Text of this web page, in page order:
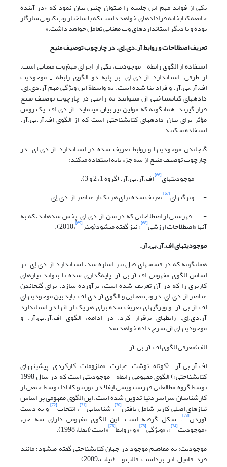
یکی از فواید مهم این جلسه را می‎توان چنین بیان نمود که «در آینده
جامعه کتابخانة فراداده‎ای خواهد داشت که با ساختار وب کنونی سازگار
بوده و با دیگر استانداردهای وب معنایی تعامل خواهد داشت.»
تعریف اصطلاحات و روابط آر.دی.اِی. در چارچوب توصیف منبع
استفاده از الگوی رابطه -موجودیت، یکی از اجزای مهمّ وب معنایی است.
از طرفی، استاندارد آر.دی.اِی. بر پایة دو الگوی رابطه - موجودیت
اف.آر.بی.آر. و فراد بنا شده است. به واسطة این ویژگی مهمِ آر.دی.اِی.
داده‎های کتابشناختی آن می‎توانند به راحتی در چارچوب توصیف منبع
قرار گیرند. همان‎گونه که مولین نیز بیان می‎نماید، آر.دی.اِف. یک روش
مؤثر برای بیان داده‎های کتابشناختی است که از الگوی اف.آر.بی.آر.
استفاده می‎کنند.
گنجاندن موجودیتها و روابط تعریف شده در استاندارد آر.دی.اِی. در
چارچوب توصیف منبع از سه جزء پایه استفاده می‎کند:
- موجودیتهای[66]
اف.آر.بی.آر. (گروه 1، 2 و 3).
- ویژگیهای[67]
تعریف شده برای هر یک از عناصر آر.دی.اِی.
- فهرستی از اصطلاحاتی که در متن آر.دی.اِی. پخش شده‎اند، که به
آنها «اصطلاحات ارزشی[68] » نیز گفته می‎شود(وینر [69]
،2010).
موجودیتهای اف.آر.بی.آر.
همان‎گونه که در قسمتهای قبل نیز اشاره شد، استاندارد آر.دی.اِی. بر
اساس الگوی مفهومی اف.آر.بی.آر. پایه‌گذاری شده تا بتواند نیازهای
کاربری را که در آن تعریف شده است، برآورده سازد. برای گنجاندن
عناصر آر.دی.اِی. در وب معنایی و الگوی آر.دی.اِف. باید بین موجودیتهای
اف.آر.بی.آر. و ویژگیهای تعریف شده برای هر یک از آنها در استاندارد
آر.دی.اِی. رابطه‎ای برقرار کرد. در ادامه، الگوی اف.آر.بی.آر. و
موجودیتهای آن شرح داده خواهد شد.
الف)معرفی الگوی اف.آر.بی.آر.
اف.آر.بی.آر. (کوتاه نوشت عبارت «ملزومات کارکردی پیشینه‎های
کتابشناختی») الگوی مفهومی رابطه - موجودیتی است که در سال 1998
توسط گروه مطالعاتی فهرست‎نویسی ایفلا در تورنتو کانادا توسط جمعی از
کارشناسان سراسر دنیا تدوین شده است. این الگوی مفهومی بر اساس
نیازهای اصلی کاربر شامل یافتن[70] ، شناسایی[71] ، انتخاب[72] و به دست
آوردن[73] ، شکل گرفته است. این الگوی مفهومی دارای سه جزء
«موجودیت[74] »، «ویژگی[75] » و «روابط[76]
» است (ایفلا، 1998).
موجودیت: به مفاهیم موجود در جهان کتابشناختی گفته می‎شود؛ مانند
فرد، فامیل، اثر، برداشت، قالب و... (تیلت،2009).